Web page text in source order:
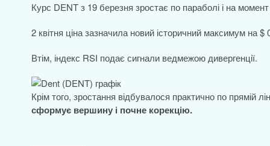
Курс DENT з 19 березня зростає по параболі і на
2 квітня ціна зазначила новий історичний максимум на $
Втім, індекс RSI подає сигнали ведмежою дивергенції.
Крім того, зростання відбувалося практично по прямій
сформує вершину і почне корекцію.